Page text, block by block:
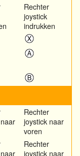
Rechter
joystick
indrukken
Rechter
joystick naar
voren
Rechter
joystick naar